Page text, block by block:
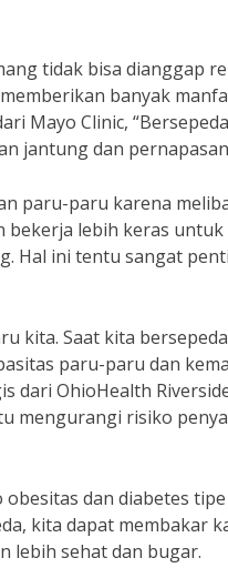
tidak bisa dianggap
banyak
Mayo Clinic,
jantung dan
paru-paru karena
bekerja lebih keras untuk
Hal ini tentu sangat
kita. Saat kita
paru-paru dan
dari OhioHealth
mengurangi risiko
dan diabetes
kita dapat membakar
lebih sehat dan bugar.